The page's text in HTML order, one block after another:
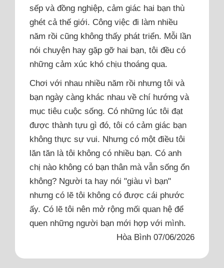
sếp và đồng nghiệp, cảm giác hai bạn thù
ghét cả thế giới. Công việc đi làm nhiều
năm rồi cũng không thấy phát triển. Mỗi lần
nói chuyện hay gặp gỡ hai bạn, tôi đều có
những cảm xúc khó chịu thoáng qua.
Chơi với nhau nhiều năm rồi nhưng tôi và
bạn ngày càng khác nhau về chí hướng và
mục tiêu cuộc sống. Có những lúc tôi đạt
được thành tựu gì đó, tôi có cảm giác bạn
không thực sự vui. Nhưng có một điều tôi
lăn tăn là tôi không có nhiều bạn. Có anh
chị nào không có bạn thân mà vẫn sống ổn
không? Người ta hay nói "giàu vì bạn"
nhưng có lẽ tôi không có được cái phước
ấy. Có lẽ tôi nên mở rộng mối quan hệ để
quen những người bạn mới hợp với mình.
Hòa Bình 07/06/2026